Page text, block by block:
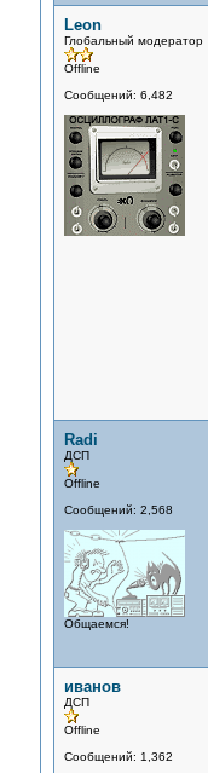
Leon
Глобальный модератор
Offline
Сообщений: 6,482
Radi
ДСП
Offline
Сообщений: 2,568
Общаемся!
иванов
ДСП
Offline
Сообщений: 1,362